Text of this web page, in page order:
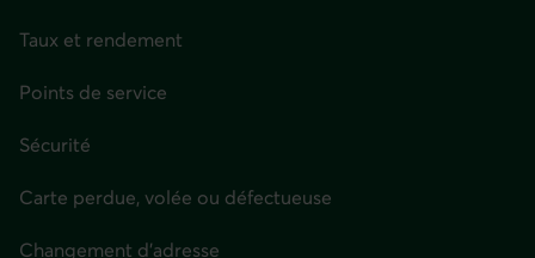
Taux et rendement
Points de service
Sécurité
Carte perdue, volée ou défectueuse
Changement d'adresse